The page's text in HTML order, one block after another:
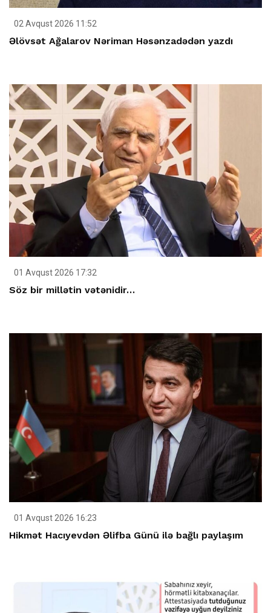
02 Avqust 2026 11:52
Əlövsət Ağalarov Nəriman Həsənzadədən yazdı
01 Avqust 2026 17:32
Söz bir millətin vətənidir…
01 Avqust 2026 16:23
Hikmət Hacıyevdən Əlifba Günü ilə bağlı paylaşım